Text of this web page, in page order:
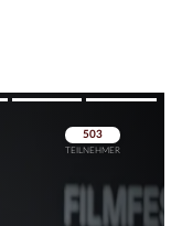
Überspringen